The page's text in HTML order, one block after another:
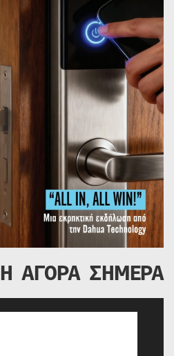
Η ΑΓΟΡΑ ΣΗΜΕΡΑ